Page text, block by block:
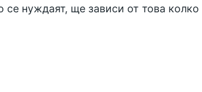
нуждаят, ще зависи от това колко